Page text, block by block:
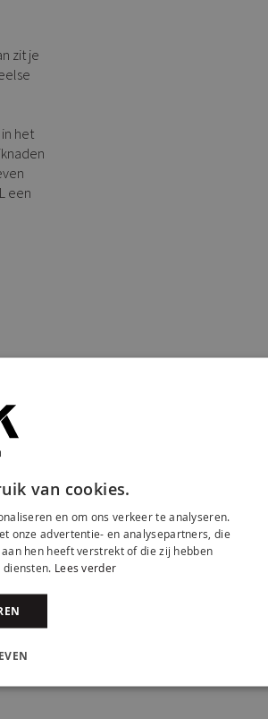
zit je
het
een
van cookies.
en om ons verkeer te analyseren.
onze advertentie- en analysepartners, die
hen heeft verstrekt of die zij hebben
Lees verder